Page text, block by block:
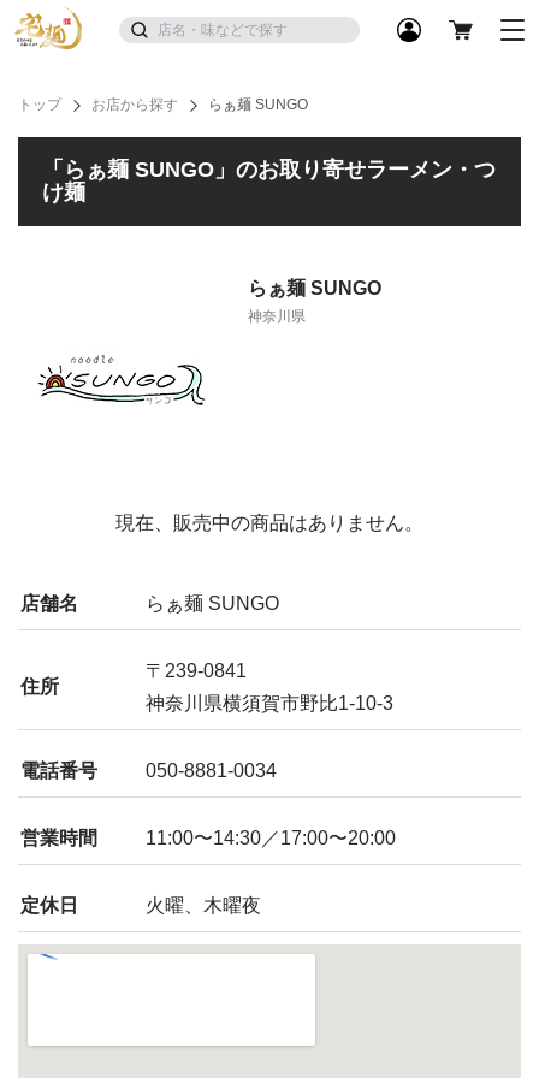
トップ お店から探す らぁ麺 SUNGO
「らぁ麺 SUNGO」のお取り寄せラーメン・つ
け麺
らぁ麺 SUNGO
神奈川県
現在、販売中の商品はありません。
店舗名 らぁ麺 SUNGO
住所
〒239-0841
神奈川県横須賀市野比1-10-3
電話番号 050-8881-0034
営業時間 11:00〜14:30／17:00〜20:00
定休日 火曜、木曜夜